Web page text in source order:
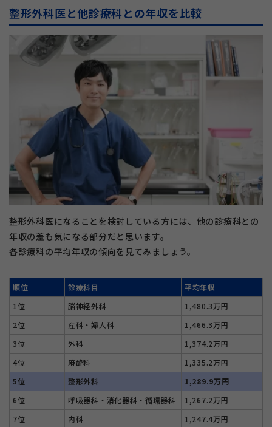
整形外科医と他診療科との年収を比較
整形外科医になることを検討している方には、他の診療科との
年収の差も気になる部分だと思います。
各診療科の平均年収の傾向を見てみましょう。
順位 診療科目
平均年収
1位
脳神経外科
1,480.3万円
2位
産科・婦人科
1,466.3万円
3位
外科
1,374.2万円
4位
麻酔科
1,335.2万円
5位
整形外科
1,289.9万円
6位
呼吸器科・消化器科・循環器科
1,267.2万円
7位
内科
1,247.4万円